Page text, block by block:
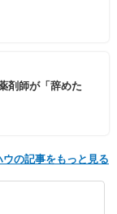
剤師が「辞めた
の記事をもっと見る